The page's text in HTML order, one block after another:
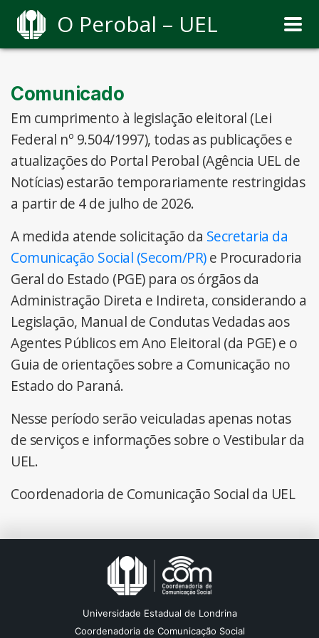
O Perobal – UEL
Comunicado
Em cumprimento à legislação eleitoral (Lei
Federal nº 9.504/1997), todas as publicações e
atualizações do Portal Perobal (Agência UEL de
Notícias) estarão temporariamente restringidas
a partir de 4 de julho de 2026.
A medida atende solicitação da Secretaria da
Comunicação Social (Secom/PR)e Procuradoria
Geral do Estado (PGE) para os órgãos da
Administração Direta e Indireta, considerando a
Legislação, Manual de Condutas Vedadas aos
Agentes Públicos em Ano Eleitoral (da PGE) e o
Guia de orientações sobre a Comunicação no
Estado do Paraná.
Nesse período serão veiculadas apenas notas
de serviços e informações sobre o Vestibular da
UEL.
Coordenadoria de Comunicação Social da UEL
Universidade Estadual de Londrina
Coordenadoria de Comunicação Social